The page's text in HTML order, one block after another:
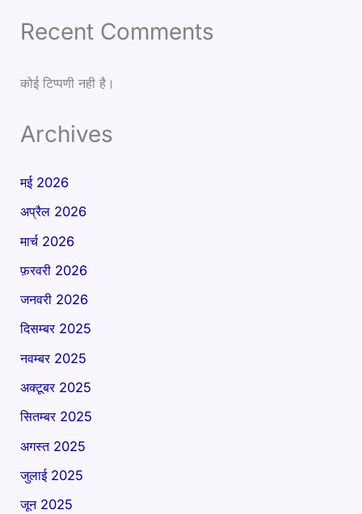
Recent Comments
कोई टिप्पणी नही है।
Archives
मई 2026
अप्रैल 2026
मार्च 2026
फ़रवरी 2026
जनवरी 2026
दिसम्बर 2025
नवम्बर 2025
अक्टूबर 2025
सितम्बर 2025
अगस्त 2025
जुलाई 2025
जून 2025